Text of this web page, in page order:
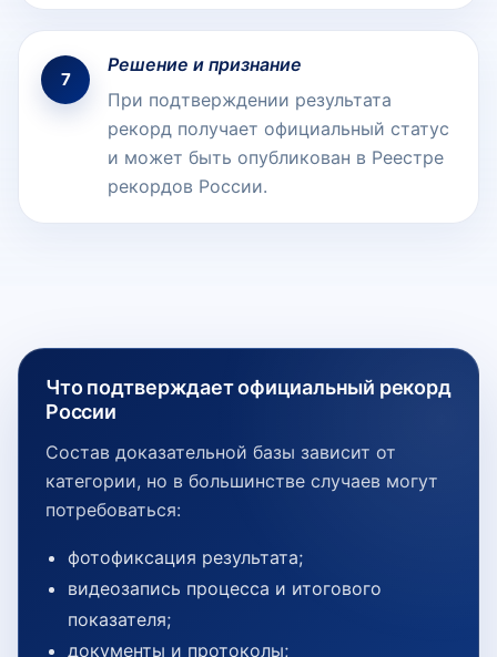
7
Решение и признание
При подтверждении результата
рекорд получает официальный статус
и может быть опубликован в Реестре
рекордов России.
Что подтверждает официальный рекорд
России
Состав доказательной базы зависит от
категории, но в большинстве случаев могут
потребоваться:
фотофиксация результата;
видеозапись процесса и итогового
показателя;
документы и протоколы;